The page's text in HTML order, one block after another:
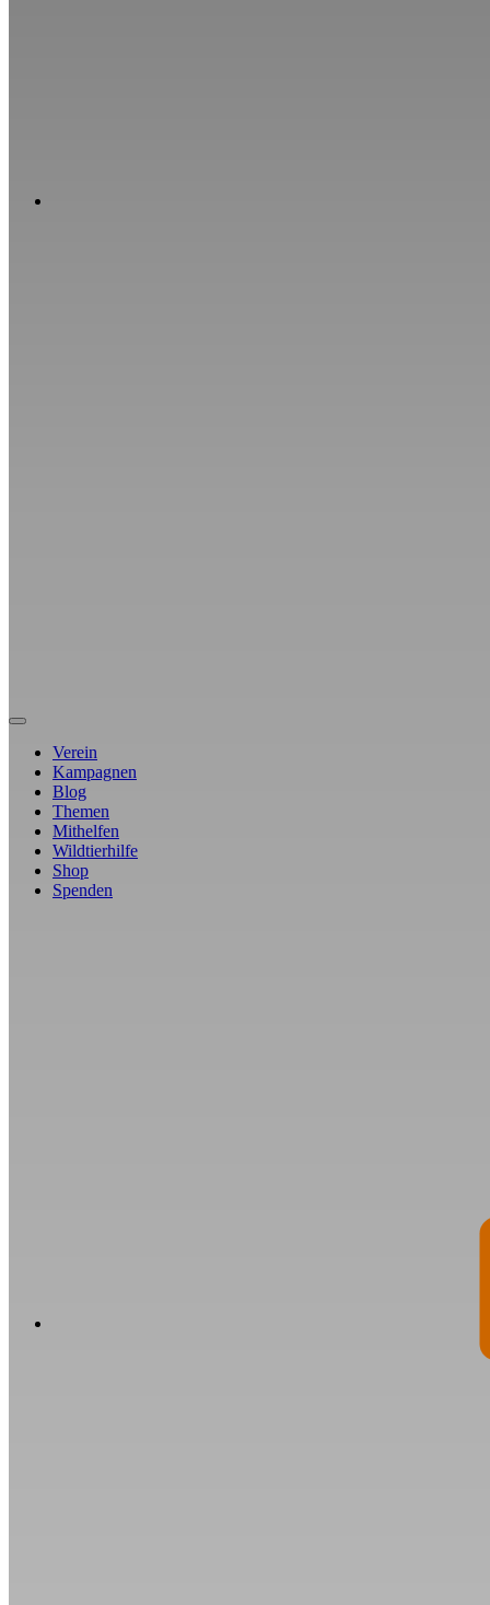
Verein
Kampagnen
Blog
Themen
Mithelfen
Wildtierhilfe
Shop
Spenden